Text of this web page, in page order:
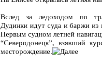
Вслед за ледоходом по
Дудинки идут суда и баржи из
Первым судном летней
“Северодонецк”, взявший
месторождение.